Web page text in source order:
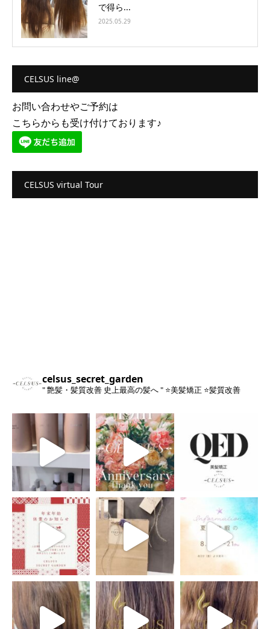
で得ら...
2025.05.29
CELSUS line@
お問い合わせやご予約は
こちらからも受け付けております♪
CELSUS virtual Tour
celsus_secret_garden
" 艶髪・髪質改善 史上最高の髪へ " ⭐️美髪矯正 ⭐️髪質改善